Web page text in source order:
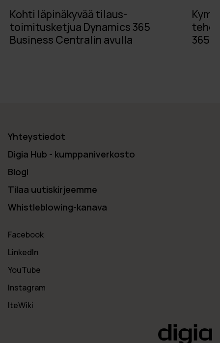
Kohti läpinäkyvää tilaus-
toimitusketjua Dynamics 365
Business Centralin avulla
Yhteystiedot
Digia Hub - kumppaniverkosto
Blogi
Tilaa uutiskirjeemme
Whistleblowing-kanava
Facebook
LinkedIn
YouTube
Instagram
IteWiki